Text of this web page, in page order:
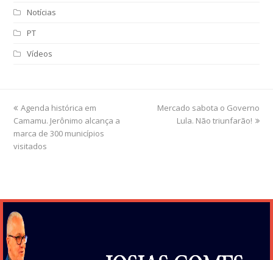
Notícias
PT
Vídeos
previous
post:
Agenda histórica em
Camamu. Jerônimo alcança a
marca de 300 municípios
visitados
next
post:
Mercado sabota o Governo
Lula. Não triunfarão!